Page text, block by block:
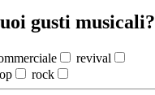
gusti musicali?
revival
rock